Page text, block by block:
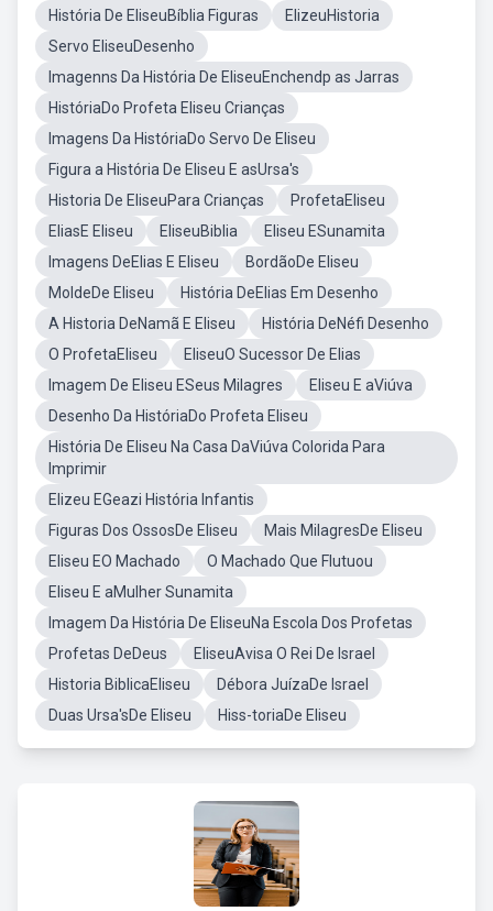
História De EliseuBíblia Figuras
ElizeuHistoria
Servo EliseuDesenho
Imagenns Da História De EliseuEnchendp as Jarras
HistóriaDo Profeta Eliseu Crianças
Imagens Da HistóriaDo Servo De Eliseu
Figura a História De Eliseu E asUrsa's
Historia De EliseuPara Crianças
ProfetaEliseu
EliasE Eliseu
EliseuBiblia
Eliseu ESunamita
Imagens DeElias E Eliseu
BordãoDe Eliseu
MoldeDe Eliseu
História DeElias Em Desenho
A Historia DeNamã E Eliseu
História DeNéfi Desenho
O ProfetaEliseu
EliseuO Sucessor De Elias
Imagem De Eliseu ESeus Milagres
Eliseu E aViúva
Desenho Da HistóriaDo Profeta Eliseu
História De Eliseu Na Casa DaViúva Colorida Para
Imprimir
Elizeu EGeazi História Infantis
Figuras Dos OssosDe Eliseu
Mais MilagresDe Eliseu
Eliseu EO Machado
O Machado Que Flutuou
Eliseu E aMulher Sunamita
Imagem Da História De EliseuNa Escola Dos Profetas
Profetas DeDeus
EliseuAvisa O Rei De Israel
Historia BiblicaEliseu
Débora JuízaDe Israel
Duas Ursa'sDe Eliseu
Hiss-toriaDe Eliseu